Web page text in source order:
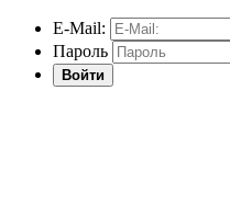
E-Mail:
Пароль
Войти